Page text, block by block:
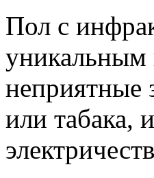
Пол с
уникальным
неприятные
или табака,